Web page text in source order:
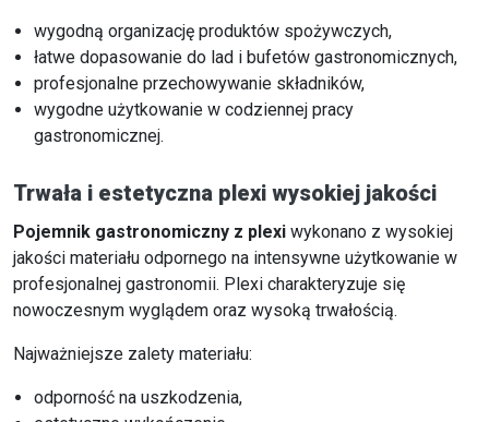
wygodną organizację produktów spożywczych,
łatwe dopasowanie do lad i bufetów gastronomicznych,
profesjonalne przechowywanie składników,
wygodne użytkowanie w codziennej pracy
gastronomicznej.
Trwała i estetyczna plexi wysokiej jakości
Pojemnik gastronomiczny z plexi wykonano z wysokiej
jakości materiału odpornego na intensywne użytkowanie w
profesjonalnej gastronomii. Plexi charakteryzuje się
nowoczesnym wyglądem oraz wysoką trwałością.
Najważniejsze zalety materiału:
odporność na uszkodzenia,